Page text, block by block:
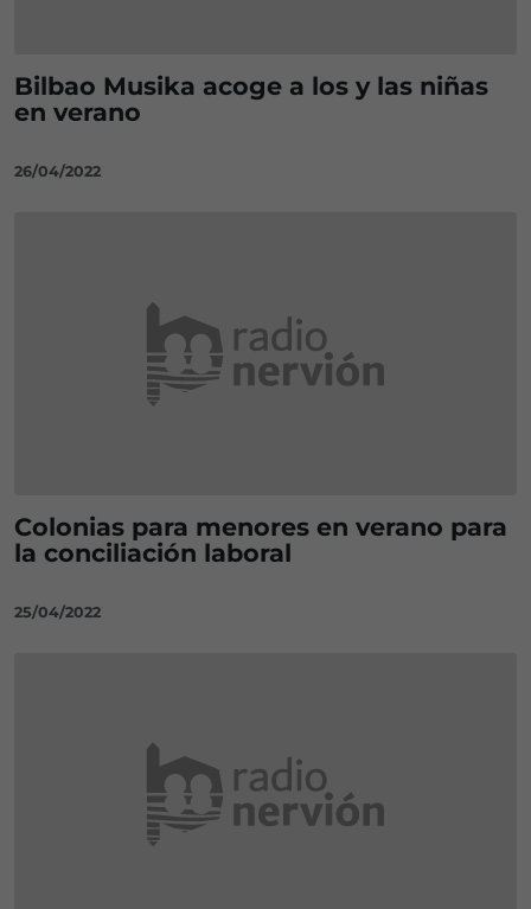
Bilbao Musika acoge a los y las niñas
en verano
26/04/2022
Colonias para menores en verano para
la conciliación laboral
25/04/2022